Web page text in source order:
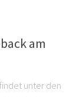
am
unter den